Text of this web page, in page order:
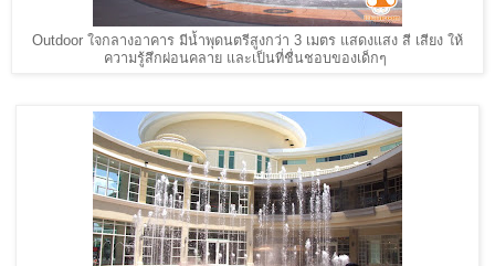
Outdoor ใจกลางอาคาร มีน้ำพุดนตรีสูงกว่า 3 เมตร แสดงแสง สี เสียง ให้
ความรู้สึกผ่อนคลาย และเป็นที่ชื่นชอบของเด็กๆ